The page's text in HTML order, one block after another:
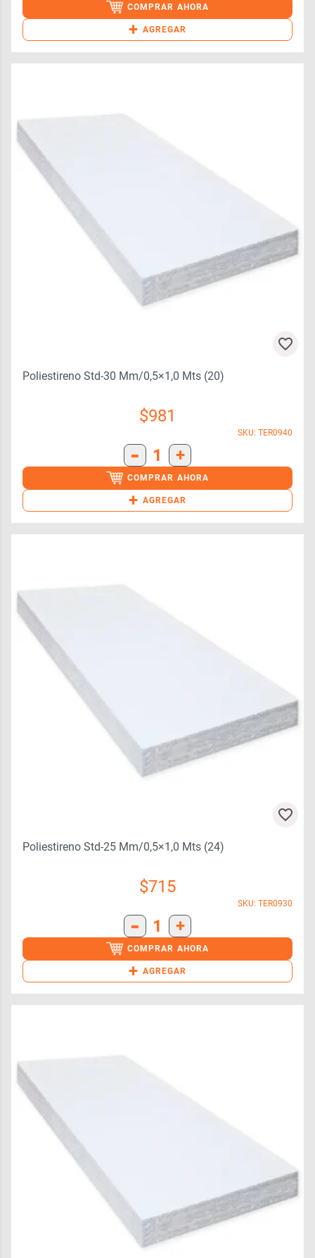
COMPRAR AHORA
+ AGREGAR
Poliestireno Std-30 Mm/0,5×1,0 Mts (20)
$981
SKU: TER0940
- 1 +
COMPRAR AHORA
+ AGREGAR
Poliestireno Std-25 Mm/0,5×1,0 Mts (24)
$715
SKU: TER0930
- 1 +
COMPRAR AHORA
+ AGREGAR